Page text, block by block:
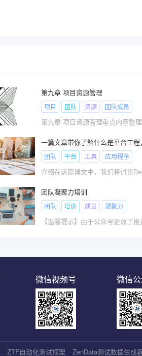
第九章 项目资源管理
项目 团队 资源 团队成员
第九章 项目资源管理重点内容整理
团队 平台 工具 应用程序
团队凝聚力培训
团队 培训 成员 凝聚力
微信
微信视频号
ZTF自动化测试框架 ZenData测试数据生成